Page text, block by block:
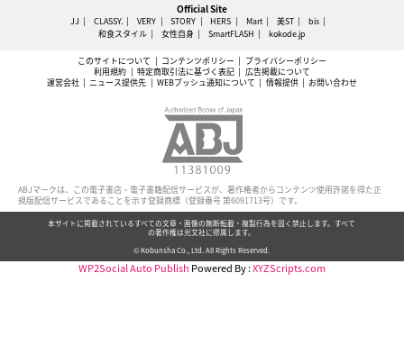
Official Site
JJ CLASSY. VERY STORY HERS Mart 美ST
bis
和食スタイル
女性自身 SmartFLASH kokode.jp
このサイトについて コンテンツポリシー
プライバシーポリシー
利用規約
特定商取引法に基づく表記
広告掲載について
運営会社
ニュース提供先 WEBプッシュ通知について 情報提供 お問い合わせ
ABJマークは、この電子書店・電子書籍配信サービスが、著作権者からコンテンツ使用許諾を得た正
規版配信サービスであることを示す登録商標（登録番号 第6091713号）です。
本サイトに掲載されているすべての文章・画像の無断転載・複製行為を固く禁止します。すべて
の著作権は光文社に帰属します。
© Kobunsha Co., Ltd. All Rights Reserved.
WP2Social Auto Publish Powered By :XYZScripts.com